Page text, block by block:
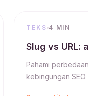
TEKS 4 MIN
Slug vs URL:
Pahami
kebingungan